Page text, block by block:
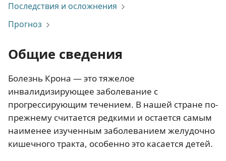
Последствия и осложнения
Прогноз
Общие сведения
Болезнь Крона — это тяжелое
инвалидизирующее заболевание с
прогрессирующим течением. В нашей стране по-
прежнему считается редкими и остается самым
наименее изученным заболеванием желудочно
кишечного тракта, особенно это касается детей.